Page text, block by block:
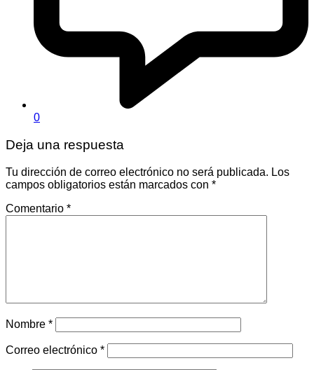
0
Deja una respuesta
Tu dirección de correo electrónico no será publicada. Los
campos obligatorios están marcados con *
Comentario *
Nombre *
Correo electrónico *